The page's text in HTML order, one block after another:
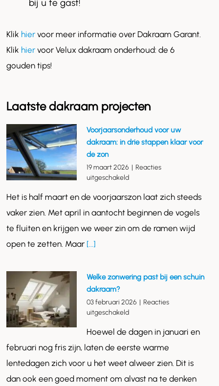
bij u te gast!
Klik hier voor meer informatie over Dakraam Garant.
Klik hier voor Velux dakraam onderhoud: de 6
gouden tips!
Laatste dakraam projecten
Voorjaarsonderhoud voor uw
dakraam: in drie stappen klaar voor
de zon
19 maart 2026 | Reacties
uitgeschakeld
voor
dakraam:
in
de
Het is half maart en de voorjaarszon laat zich steeds
vaker zien. Met april in aantocht beginnen de vogels
te fluiten en krijgen we weer zin om de ramen wijd
open te zetten. Maar [...]
Welke zonwering past bij een schuin
dakraam?
03 februari 2026 | Reacties
uitgeschakeld
zonwering
past
bij
een
schuin
dakraam?
Hoewel de dagen in januari en
februari nog fris zijn, laten de eerste warme
lentedagen zich voor u het weet alweer zien. Dit is
dan ook een goed moment om alvast na te denken